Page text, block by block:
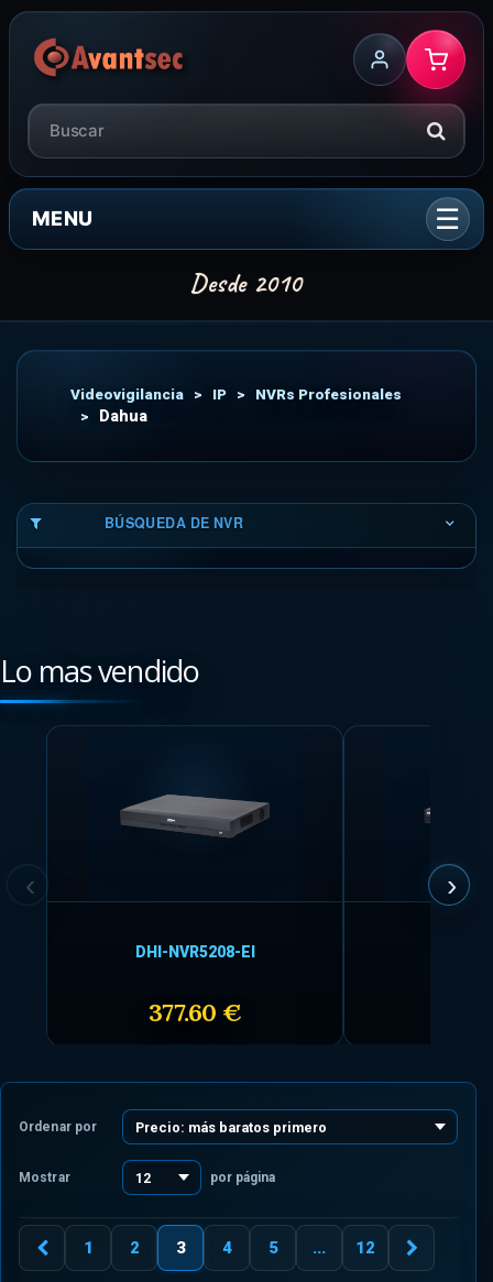
MENU
Videovigilancia > IP >
NVRs Profesionales
>
Dahua
BÚSQUEDA DE NVR
Lo mas vendido
DHI-NVR5208-EI
377.60 €
Ordenar por
Mostrar por página
1 2 3 4 5 ... 12